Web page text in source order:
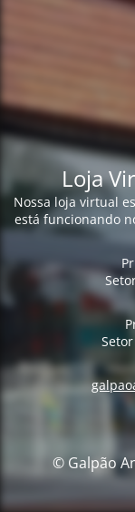
Loja
Nossa loja virtual
está funcionando
© Galpão